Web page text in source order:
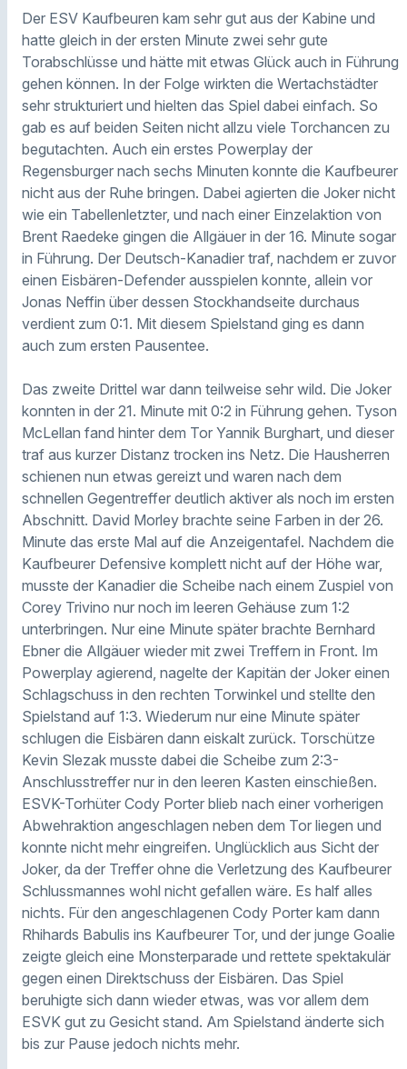
Der ESV Kaufbeuren kam sehr gut aus der Kabine und
hatte gleich in der ersten Minute zwei sehr gute
Torabschlüsse und hätte mit etwas Glück auch in Führung
gehen können. In der Folge wirkten die Wertachstädter
sehr strukturiert und hielten das Spiel dabei einfach. So
gab es auf beiden Seiten nicht allzu viele Torchancen zu
begutachten. Auch ein erstes Powerplay der
Regensburger nach sechs Minuten konnte die Kaufbeurer
nicht aus der Ruhe bringen. Dabei agierten die Joker nicht
wie ein Tabellenletzter, und nach einer Einzelaktion von
Brent Raedeke gingen die Allgäuer in der 16. Minute sogar
in Führung. Der Deutsch-Kanadier traf, nachdem er zuvor
einen Eisbären-Defender ausspielen konnte, allein vor
Jonas Neffin über dessen Stockhandseite durchaus
verdient zum 0:1. Mit diesem Spielstand ging es dann
auch zum ersten Pausentee.
Das zweite Drittel war dann teilweise sehr wild. Die Joker
konnten in der 21. Minute mit 0:2 in Führung gehen. Tyson
McLellan fand hinter dem Tor Yannik Burghart, und dieser
traf aus kurzer Distanz trocken ins Netz. Die Hausherren
schienen nun etwas gereizt und waren nach dem
schnellen Gegentreffer deutlich aktiver als noch im ersten
Abschnitt. David Morley brachte seine Farben in der 26.
Minute das erste Mal auf die Anzeigentafel. Nachdem die
Kaufbeurer Defensive komplett nicht auf der Höhe war,
musste der Kanadier die Scheibe nach einem Zuspiel von
Corey Trivino nur noch im leeren Gehäuse zum 1:2
unterbringen. Nur eine Minute später brachte Bernhard
Ebner die Allgäuer wieder mit zwei Treffern in Front. Im
Powerplay agierend, nagelte der Kapitän der Joker einen
Schlagschuss in den rechten Torwinkel und stellte den
Spielstand auf 1:3. Wiederum nur eine Minute später
schlugen die Eisbären dann eiskalt zurück. Torschütze
Kevin Slezak musste dabei die Scheibe zum 2:3-
Anschlusstreffer nur in den leeren Kasten einschießen.
ESVK-Torhüter Cody Porter blieb nach einer vorherigen
Abwehraktion angeschlagen neben dem Tor liegen und
konnte nicht mehr eingreifen. Unglücklich aus Sicht der
Joker, da der Treffer ohne die Verletzung des Kaufbeurer
Schlussmannes wohl nicht gefallen wäre. Es half alles
nichts. Für den angeschlagenen Cody Porter kam dann
Rhihards Babulis ins Kaufbeurer Tor, und der junge Goalie
zeigte gleich eine Monsterparade und rettete spektakulär
gegen einen Direktschuss der Eisbären. Das Spiel
beruhigte sich dann wieder etwas, was vor allem dem
ESVK gut zu Gesicht stand. Am Spielstand änderte sich
bis zur Pause jedoch nichts mehr.